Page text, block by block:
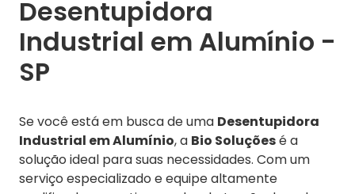
Desentupidora
Industrial em Alumínio -
SP
Se você está em busca de uma Desentupidora
Industrial em Alumínio, a Bio Soluçõesé a
solução ideal para suas necessidades. Com um
serviço especializado e equipe altamente